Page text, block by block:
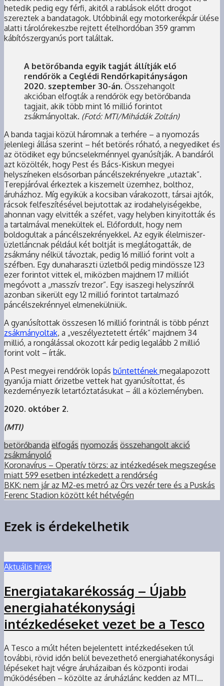
hetedik pedig egy férfi, akitől a rablások előtt drogot
szereztek a bandatagok. Utóbbinál egy motorkerékpár ülése
alatti tárolórekeszbe rejtett ételhordóban 359 gramm
kábítószergyanús port találtak.
A betörőbanda egyik tagját állítják elő
rendőrök a Ceglédi Rendőrkapitányságon
2020. szeptember 30-án. Összehangolt
akcióban elfogták a rendőrök egy betörőbanda
tagjait, akik több mint 16 millió forintot
zsákmányoltak. (Fotó: MTI/Mihádák Zoltán)
A banda tagjai közül háromnak a terhére – a nyomozás
jelenlegi állása szerint – hét betörés róható, a negyediket és
az ötödiket egy bűncselekménnyel gyanúsítják. A bandáról
azt közölték, hogy Pest és Bács-Kiskun megyei
helyszíneken elsősorban páncélszekrényekre „utaztak”.
Terepjáróval érkeztek a kiszemelt üzemhez, bolthoz,
áruházhoz. Míg egyikük a kocsiban várakozott, társai ajtók,
rácsok felfeszítésével bejutottak az irodahelyiségekbe,
ahonnan vagy elvitték a széfet, vagy helyben kinyitották és
a tartalmával menekültek el. Előfordult, hogy nem
boldogultak a páncélszekrényekkel. Az egyik élelmiszer-
üzletláncnak például két boltját is meglátogatták, de
zsákmány nélkül távoztak, pedig 16 millió forint volt a
széfben. Egy dunaharaszti üzletből pedig mindössze 123
ezer forintot vittek el, miközben majdnem 17 milliót
megóvott a „masszív trezor”. Egy isaszegi helyszínről
azonban sikerült egy 12 millió forintot tartalmazó
páncélszekrénnyel elmenekülniük.
A gyanúsítottak összesen 16 millió forintnál is több pénzt
zsákmányoltak, a „veszélyeztetett érték” majdnem 34
millió, a rongálással okozott kár pedig legalább 2 millió
forint volt – írták.
A Pest megyei rendőrök lopás bűntettének megalapozott
gyanúja miatt őrizetbe vettek hat gyanúsítottat, és
kezdeményezik letartóztatásukat – áll a közleményben.
2020. október 2.
(MTI)
betörőbanda elfogás nyomozás összehangolt akció
zsákmányoló
Koronavírus – Operatív törzs: az intézkedések megszegése
miatt 599 esetben intézkedett a rendőrség
BKK: nem jár az M2-es metró az Örs vezér tere és a Puskás
Ferenc Stadion között két hétvégén
Ezek is érdekelhetik
Aktuális hírek
Energiatakarékosság – Újabb
energiahatékonysági
intézkedéseket vezet be a Tesco
A Tesco a múlt héten bejelentett intézkedéseken túl
további, rövid időn belül bevezethető energiahatékonysági
lépéseket hajt végre áruházaiban és központi irodai
működésében – közölte az áruházlánc kedden az MTI...